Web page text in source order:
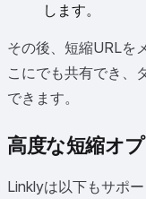
します。
その後、短縮URLを
こにでも共有でき、
できます。
高度な短縮オ
Linklyは以下もサポ